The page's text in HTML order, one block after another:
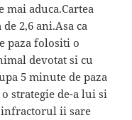
aduca.Cartea
2,6 ani.Asa ca
paza folositi o
devotat si cu
5 minute de paza
strategie de-a lui si
ii sare